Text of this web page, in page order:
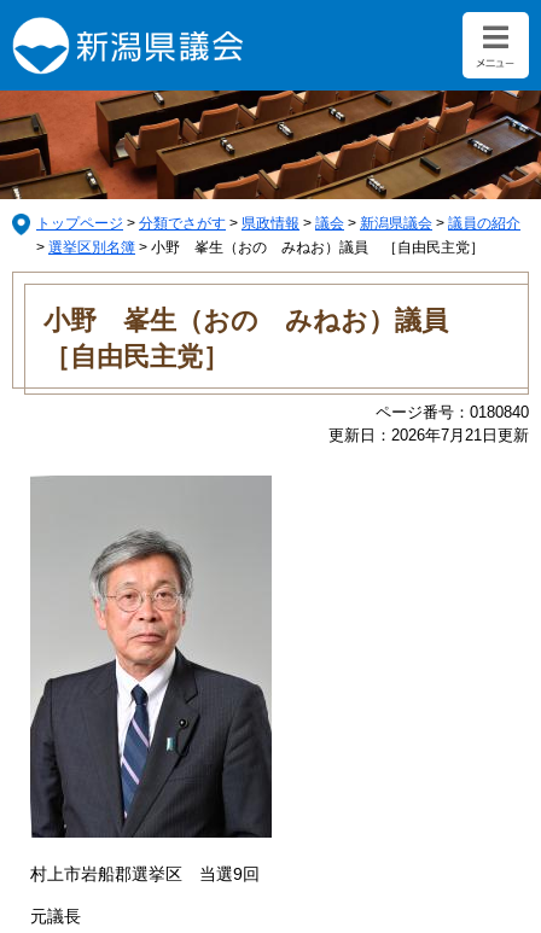
ー
ジ
の
先
頭
で
す。
ニ
ュ
ー
を
飛
ば
し
て
トップページ > 分類でさがす > 県政情報 > 議会 > 新潟県議会 > 議員の紹介
> 選挙区別名簿 > 小野 峯生（おの みねお）議員 ［自由民主党］
本
小野 峯生（おの みねお）議員
［自由民主党］
ページ番号：0180840
更新日：2026年7月21日更新
村上市岩船郡選挙区 当選9回
元議長